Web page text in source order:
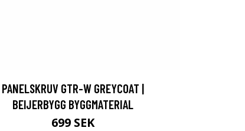
PANELSKRUV GTR-W GREYCOAT |
BEIJERBYGG BYGGMATERIAL
699 SEK